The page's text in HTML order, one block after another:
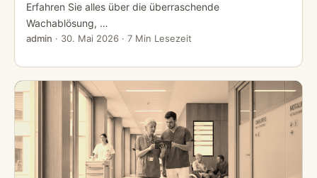
Erfahren Sie alles über die überraschende
Wachablösung, …
admin · 30. Mai 2026 · 7 Min Lesezeit